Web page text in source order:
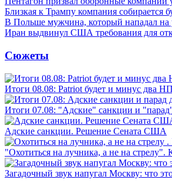
Близкая к Трампу компания собирается
В Польше мужчина, который нападал
Иран выдвинул США требования для
Сюжеты
Итоги 08.08: Patriot будет и минус два
Итоги 07.08: "Адские" санкции и
Адские санкции. Решение Сената США
"Охотиться на лучника, а не на стрелу".
Загадочный звук напугал Москву: что